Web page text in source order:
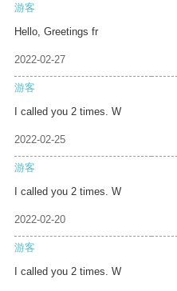
游客
Hello, Greetings fr
2022-02-27
游客
I called you 2 times. W
2022-02-25
游客
I called you 2 times. W
2022-02-20
游客
I called you 2 times. W